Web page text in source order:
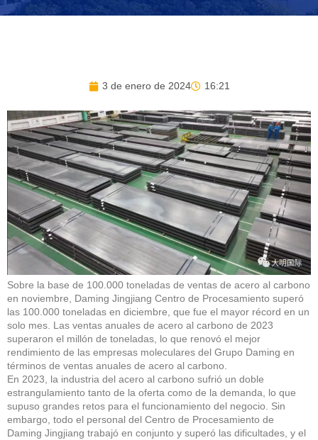
3 de enero de 2024 16:21
Sobre la base de 100.000 toneladas de ventas de acero al carbono
en noviembre, Daming Jingjiang Centro de Procesamiento superó
las 100.000 toneladas en diciembre, que fue el mayor récord en un
solo mes. Las ventas anuales de acero al carbono de 2023
superaron el millón de toneladas, lo que renovó el mejor
rendimiento de las empresas moleculares del Grupo Daming en
términos de ventas anuales de acero al carbono.
En 2023, la industria del acero al carbono sufrió un doble
estrangulamiento tanto de la oferta como de la demanda, lo que
supuso grandes retos para el funcionamiento del negocio. Sin
embargo, todo el personal del Centro de Procesamiento de
Daming Jingjiang trabajó en conjunto y superó las dificultades, y el